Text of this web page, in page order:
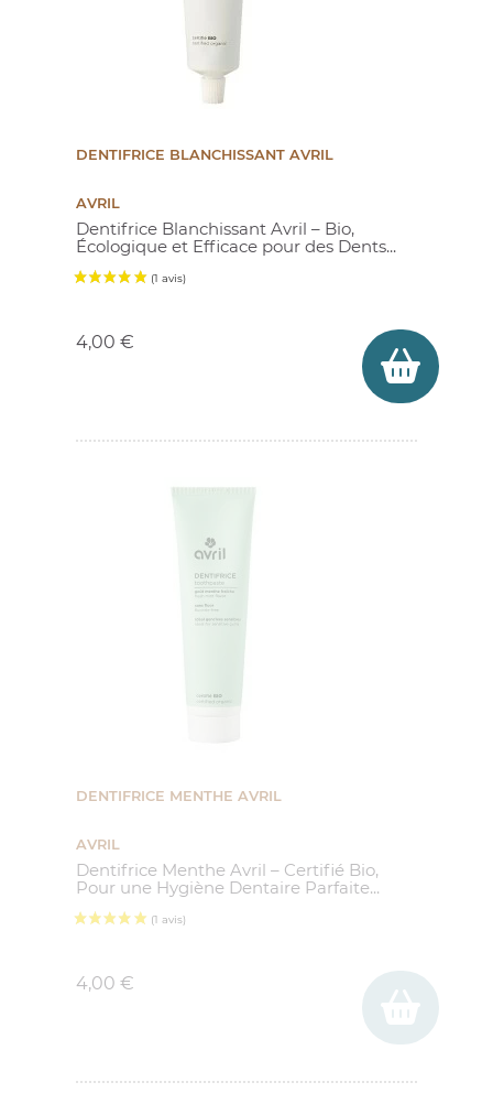
DENTIFRICE BLANCHISSANT AVRIL
AVRIL
Dentifrice Blanchissant Avril – Bio,
Écologique et Efficace pour des Dents...
4,00 €
DENTIFRICE MENTHE AVRIL
AVRIL
Dentifrice Menthe Avril – Certifié Bio,
Pour une Hygiène Dentaire Parfaite...
4,00 €